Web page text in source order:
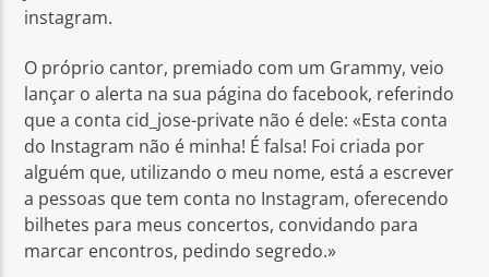
Rádio No ar
instagram.
O próprio cantor, premiado com um Grammy, veio
lançar o alerta na sua página do facebook, referindo
que a conta cid_jose-private não é dele: «Esta conta
do Instagram não é minha! É falsa! Foi criada por
alguém que, utilizando o meu nome, está a escrever
a pessoas que tem conta no Instagram, oferecendo
bilhetes para meus concertos, convidando para
marcar encontros, pedindo segredo.»